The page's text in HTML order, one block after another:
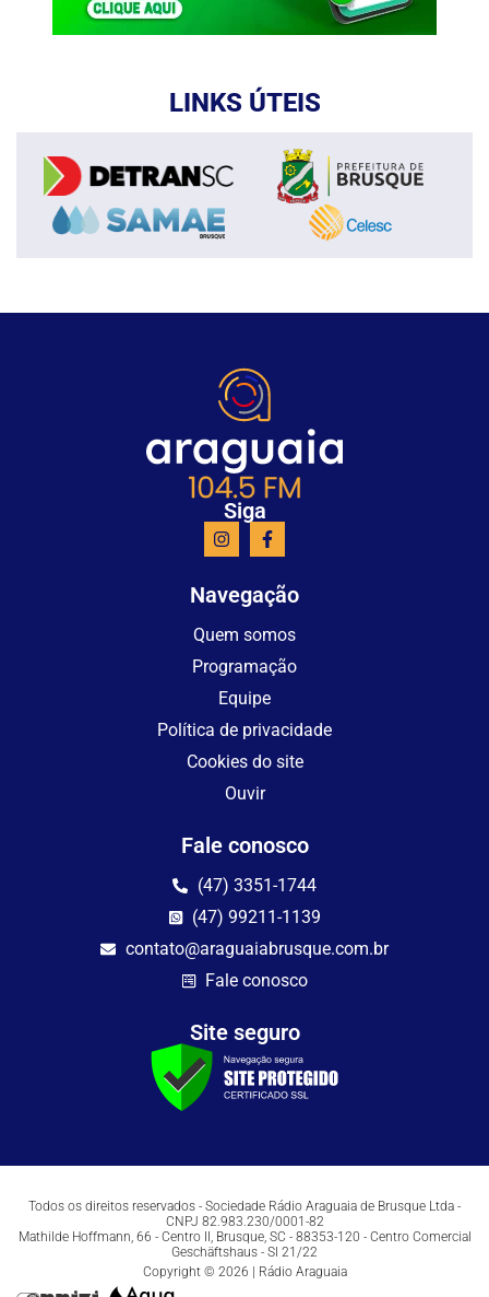
LINKS ÚTEIS
Siga
Navegação
Quem somos
Programação
Equipe
Política de privacidade
Cookies do site
Ouvir
Fale conosco
(47) 3351-1744
(47) 99211-1139
contato@araguaiabrusque.com.br
Fale conosco
Site seguro
Todos os direitos reservados - Sociedade Rádio Araguaia de Brusque Ltda -
CNPJ 82.983.230/0001-82
Mathilde Hoffmann, 66 - Centro II, Brusque, SC - 88353-120 - Centro Comercial
Geschäftshaus - Sl 21/22
Copyright © 2026 | Rádio Araguaia